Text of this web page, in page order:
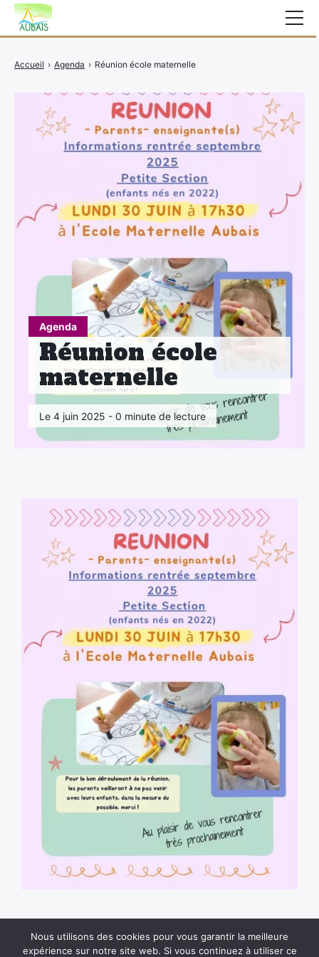
Agenda
Réunion école
maternelle
Le 4 juin 2025 - 0 minute de lecture
Accueil › Agenda › Réunion école maternelle
Actualités
Vie au village
Etat Civil
Autres Démarches
CCAS
Nous utilisons des cookies pour vous garantir la meilleure
expérience sur notre site web. Si vous continuez à utiliser ce